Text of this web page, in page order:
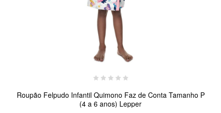
Roupão Felpudo Infantil Quimono Faz de Conta Tamanho P
(4 a 6 anos) Lepper